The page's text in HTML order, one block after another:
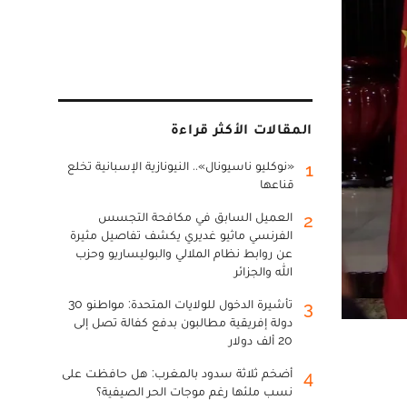
المقالات الأكثر قراءة
1
«نوكليو ناسيونال».. النيونازية الإسبانية تخلع
قناعها
2
العميل السابق في مكافحة التجسس
الفرنسي ماثيو غديري يكشف تفاصيل مثيرة
عن روابط نظام الملالي والبوليساريو وحزب
الله والجزائر
3
تأشيرة الدخول للولايات المتحدة: مواطنو 30
دولة إفريقية مطالبون بدفع كفالة تصل إلى
20 ألف دولار
4
أضخم ثلاثة سدود بالمغرب: هل حافظت على
نسب ملئها رغم موجات الحر الصيفية؟